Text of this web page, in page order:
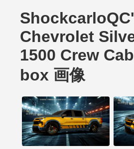
Chevrolet
1500 Crew
box 画像